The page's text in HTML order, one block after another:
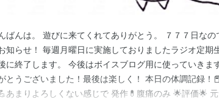
ばんは。 遊びに来てくれてありがとう。 ７７７日な
知らせ！ 毎週月曜日に実施しておりましたラジオ定期
に終了します。 今後はボイスブログ用に使っていきま
とうございました！最後は楽しく！ 本日の体調記録！
あまりよろしくない感じで 発作💊腹痛のみ 🌟評価🌟